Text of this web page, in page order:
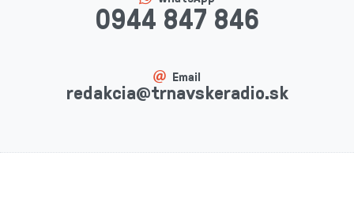
0944 847 846
Email
redakcia@trnavskeradio.sk